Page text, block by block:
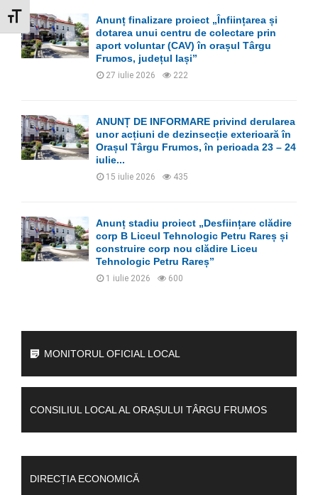
GLISOR MĂRIME FONTAnunț finalizare proiect „Înființarea și
dotarea unui centru de colectare prin
aport voluntar (CAV) în orașul Târgu
Frumos, județul Iași”
27 iulie 2026 222
ANUNȚ DE INFORMARE privind derularea
unor acțiuni de dezinsecție exterioară în
Orașul Târgu Frumos, în perioada 23 – 24
iulie...
15 iulie 2026 435
Anunț stadiu proiect „Desființare clădire
corp B Liceul Tehnologic Petru Rareș și
construire corp nou clădire Liceu
Tehnologic Petru Rareș”
1 iulie 2026 600
MONITORUL OFICIAL LOCAL
CONSILIUL LOCAL AL ORAȘULUI TÂRGU FRUMOS
DIRECȚIA ECONOMICĂ